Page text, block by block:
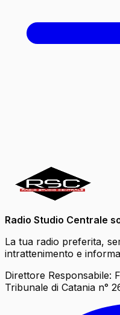
Radio Studio Centrale
La tua radio preferita,
intrattenimento e
Direttore Responsabile:
Tribunale di Catania n°